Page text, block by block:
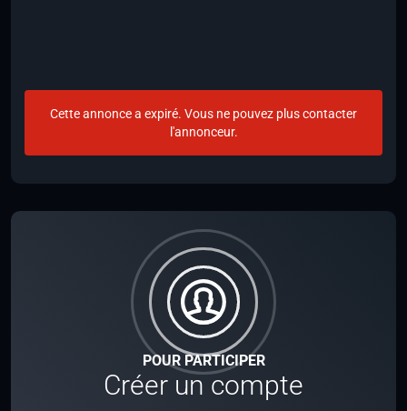
POUR PARTICIPER
Créer un compte
Cette annonce a expiré. Vous ne pouvez plus contacter
l'annonceur.